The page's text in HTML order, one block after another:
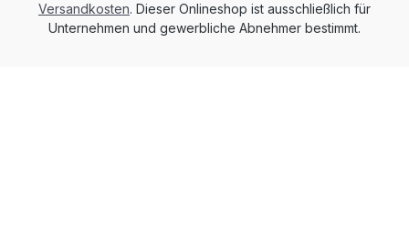
Versandkosten. Dieser Onlineshop ist ausschließlich für
Unternehmen und gewerbliche Abnehmer bestimmt.